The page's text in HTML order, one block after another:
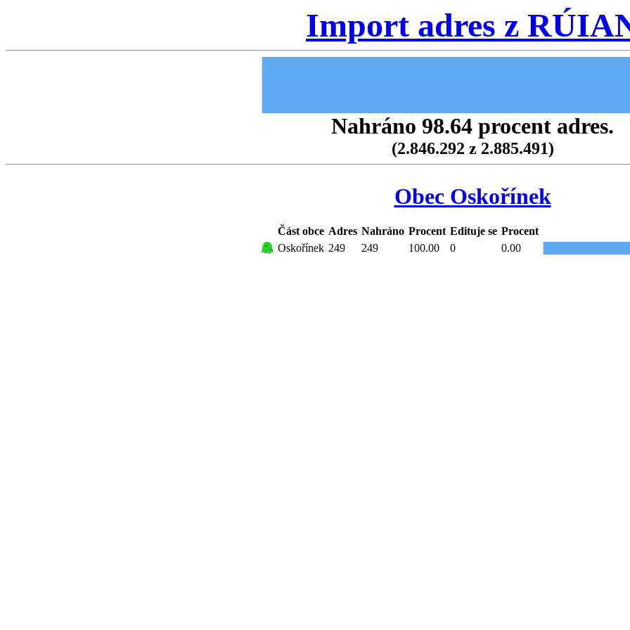
Import adres z
Nahráno 98.64 procent adres.
(2.846.292 z 2.885.491)
Obec Oskořínek
Část obce Adres Nahráno Procent Edituje se Procent
Oskořínek 249 249 100.00 0 0.00